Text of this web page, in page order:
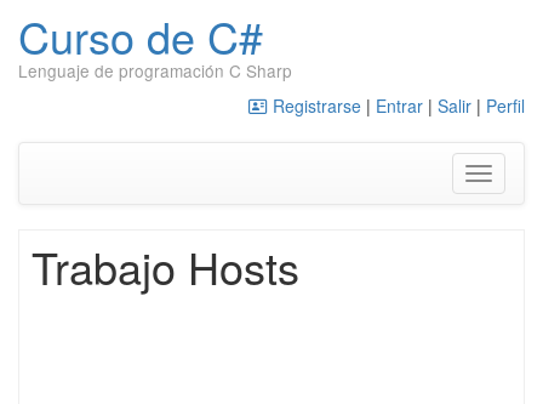
Curso de C#
Lenguaje de programación C Sharp
Registrarse | Entrar | Salir | Perfil
Trabajo Hosts